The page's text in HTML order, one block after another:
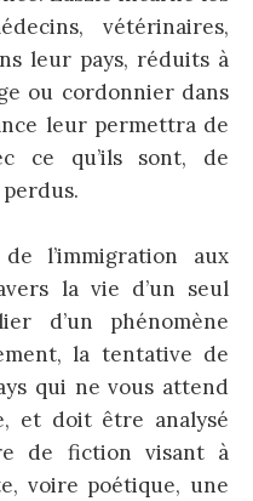
vétérinaires,
leur pays, réduits à
ou cordonnier dans
leur permettra de
ce qu’ils sont, de
l’immigration aux
la vie d’un seul
d’un phénomène
la tentative de
qui ne vous attend
et doit être analysé
de fiction visant à
voire poétique, une